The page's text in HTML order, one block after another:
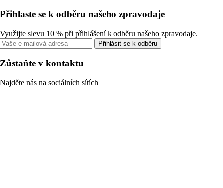
Přihlaste se k odběru našeho zpravodaje
Využijte slevu 10 % při přihlášení k odběru našeho zpravodaje.
Přihlásit se k odběru
Zůstaňte v kontaktu
Najděte nás na sociálních sítích